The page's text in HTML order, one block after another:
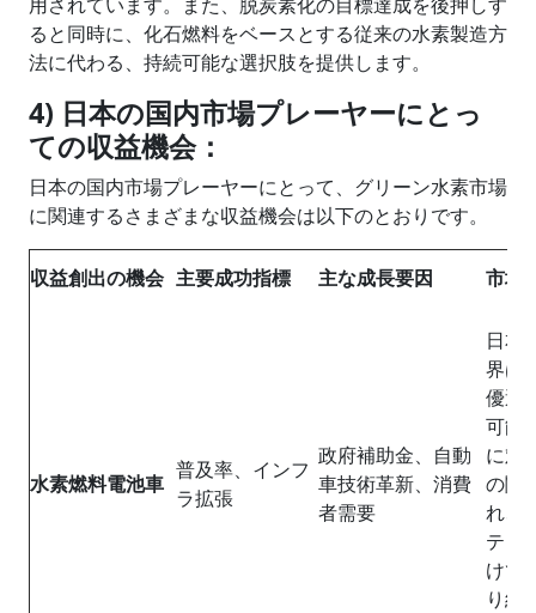
ると同時に、化石燃料をベースとする従来の水素製造方
法に代わる、持続可能な選択肢を提供します。
4) 日本の国内市場プレーヤーにとっ
ての収益機会：
日本の国内市場プレーヤーにとって、グリーン水素市場
に関連するさまざまな収益機会は以下のとおりです。
収益創出の機会 主要成功指標 主な成長要因 市場
水素燃料電池車
普及率、インフ
ラ拡張
政府補助金、自動
車技術革新、消費
者需要
日本
界は
優遇
可能
に対
の関
れ、
ティ
けて
り組